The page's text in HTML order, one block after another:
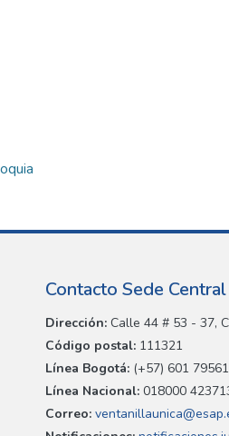
Contacto Sede Central
Dirección: Calle 44 # 53 - 37,
Código postal: 111321
Línea Bogotá: (+57) 601
Línea Nacional: 018000
Correo: